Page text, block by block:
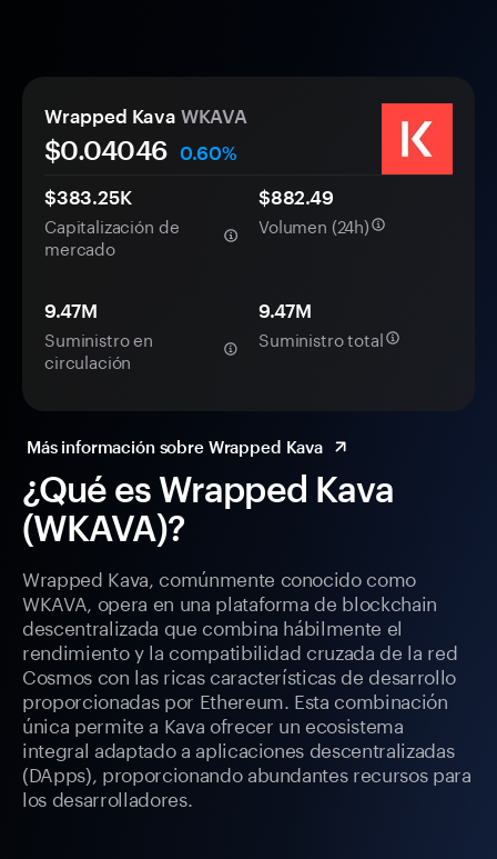
¿Qué es Wrapped Kava
(WKAVA)?
Wrapped Kava, comúnmente conocido como
WKAVA, opera en una plataforma de blockchain
descentralizada que combina hábilmente el
rendimiento y la compatibilidad cruzada de la red
Cosmos con las ricas características de desarrollo
proporcionadas por Ethereum. Esta combinación
única permite a Kava ofrecer un ecosistema
integral adaptado a aplicaciones descentralizadas
(DApps), proporcionando abundantes recursos para
los desarrolladores.
Wrapped Kava WKAVA
$0.04046 0.60%
$383.25K
Capitalización de
mercado
$882.49
Volumen (24h)
9.47M
Suministro en
circulación
9.47M
Suministro total
Más información sobre Wrapped Kava